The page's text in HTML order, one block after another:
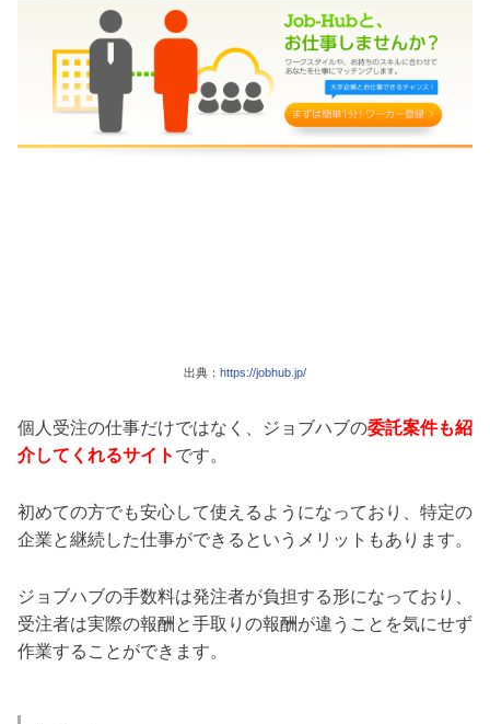
出典： https://jobhub.jp/
個人受注の仕事だけではなく、ジョブハブの委託案件も紹
介してくれるサイト です。
初めての方でも安心して使えるようになっており、特定の
企業と継続した仕事ができるというメリットもあります。
ジョブハブの手数料は発注者が負担する形になっており、
受注者は実際の報酬と手取りの報酬が違うことを気にせず
作業することができます。